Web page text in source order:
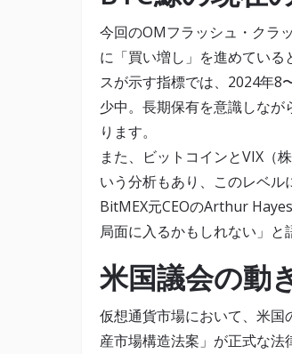
今回のOMフラッシュ・クラ
に「買い増し」を進めてい
スが示す指標では、2024年8
少中。長期保有を意識しな
ります。
また、ビットコインとVIX（
いう分析もあり、このレベル
BitMEX元CEOのArthur
局面に入るかもしれない」と
米国議会の動
仮想通貨市場において、米
産市場構造法案」が正式な法